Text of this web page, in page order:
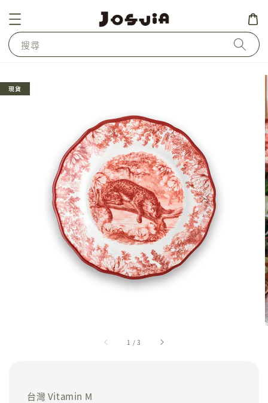
搜尋
1 /3
現貨
台灣 Vitamin M